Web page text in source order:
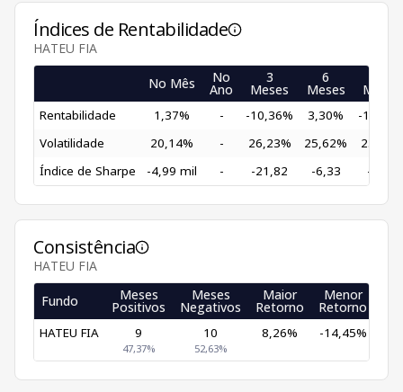
Índices de Rentabilidade
HATEU FIA
No Mês No
Ano
3
Meses
6
Meses Meses
Rentabilidade 1,37% - -10,36% 3,30%
-
Volatilidade
20,14% - 26,23% 25,62%
23,49%
Índice de Sharpe
-4,99 mil - -21,82 -6,33 -3,70
Consistência
HATEU FIA
Fundo Meses
Positivos
Meses
Negativos
Maior
Retorno
Menor
Retorno
HATEU FIA 9
47,37%
10
52,63%
8,26% -14,45%